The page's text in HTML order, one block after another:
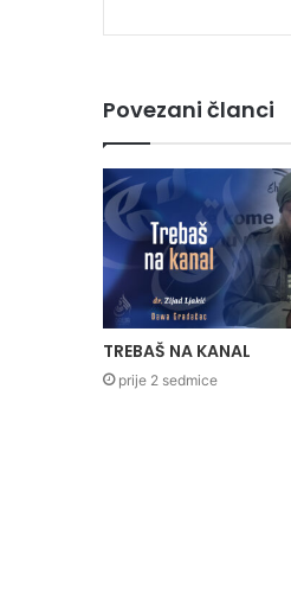
Povezani članci
TREBAŠ NA KANAL
prije 2 sedmice